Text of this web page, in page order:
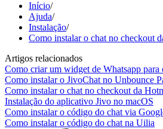
Início/
Ajuda/
Instalação/
Como instalar o chat no checkout
Artigos relacionados
Como criar um widget de Whatsapp para
Como instalar o JivoChat no Unbounce
Como instalar o chat no checkout da
Instalação do aplicativo Jivo no macOS
Como instalar o código do chat via
Como instalar o código do chat na Uilia